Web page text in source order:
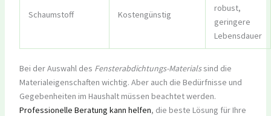
Schaumstoff Kostengünstig
robust,
geringere
Lebensdauer
Bei der Auswahl des Fensterabdichtungs-Materialssind die
Materialeigenschaften wichtig. Aber auch die Bedürfnisse und
Gegebenheiten im Haushalt müssen beachtet werden.
Professionelle Beratung kann helfen, die beste Lösung für Ihre